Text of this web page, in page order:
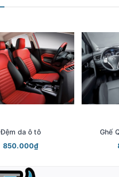
Đệm da ô tô
850.000₫
Ghế